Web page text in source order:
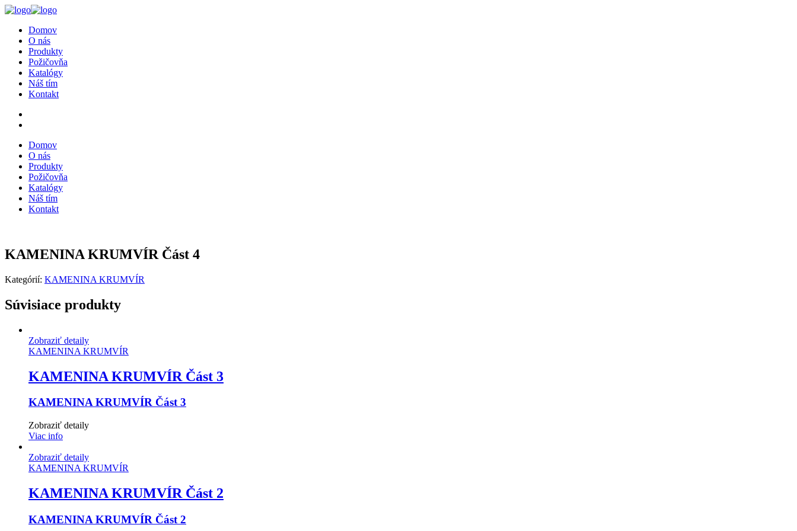
Domov
O nás
Produkty
Požičovňa
Katalógy
Náš tím
Kontakt
Domov
O nás
Produkty
Požičovňa
Katalógy
Náš tím
Kontakt
KAMENINA KRUMVÍR Část 4
Kategórií: KAMENINA KRUMVÍR
Súvisiace produkty
Zobraziť detaily
KAMENINA KRUMVÍR
KAMENINA KRUMVÍR Část 3
KAMENINA KRUMVÍR Část 3
Zobraziť detaily
Viac info
Zobraziť detaily
KAMENINA KRUMVÍR
KAMENINA KRUMVÍR Část 2
KAMENINA KRUMVÍR Část 2